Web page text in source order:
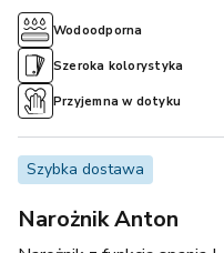
Szybka dostawa
Narożnik Anton
Wodoodporna
Szeroka kolorystyka
Przyjemna w dotyku